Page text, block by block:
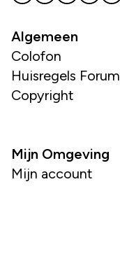
Algemeen
Colofon
Huisregels Forum
Copyright
Mijn Omgeving
Mijn account